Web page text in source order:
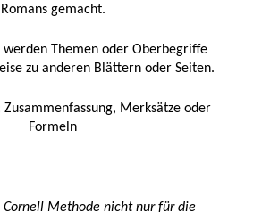
Romans gemacht.
werden Themen oder Oberbegriffe
zu anderen Blättern oder Seiten.
Merksätze oder
Formeln
Cornell Methode nicht nur für die